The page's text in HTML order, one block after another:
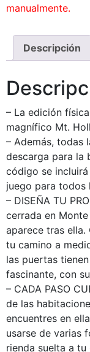
manualmente.
Descripción
– La edición
magnífico Mt.
– Además, todas
descarga para la
código se
juego para todos
– DISEÑA TU
cerrada en
aparece tras
tu camino a
las puertas
fascinante, con
– CADA PASO
de las
encuentres en
usarse de varias
rienda suelta a